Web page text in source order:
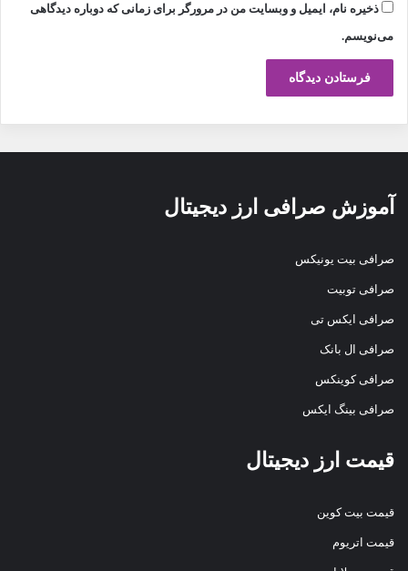
ذخیره نام، ایمیل و وبسایت من در مرورگر برای زمانی که دوباره دیدگاهی
می‌نویسم.
آموزش صرافی ارز دیجیتال
صرافی بیت یونیکس
صرافی توبیت
صرافی ایکس تی
صرافی ال بانک
صرافی کوینکس
صرافی بینگ ایکس
قیمت ارز دیجیتال
قیمت بیت کوین
قیمت اتریوم